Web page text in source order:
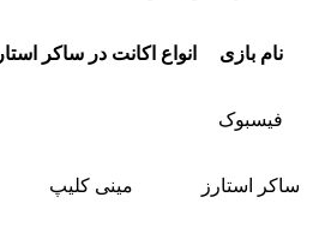
نام بازی انواع اکانت در ساکر
فیسبوک
ساکر استارز مینی کلیپ